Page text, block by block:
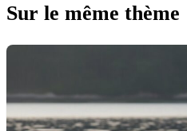
Sur le même thème